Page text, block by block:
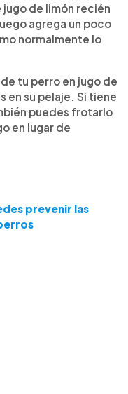
de limón recién
agrega un poco
normalmente lo
tu perro en jugo de
en su pelaje. Si tiene
puedes frotarlo
en lugar de
prevenir las